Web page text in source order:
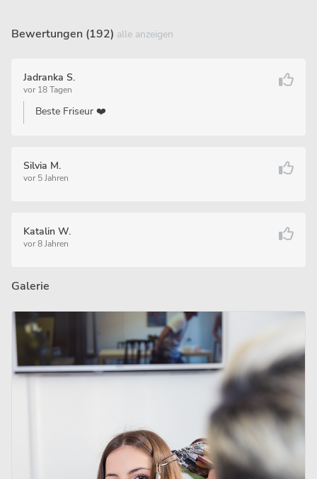
Bewertungen (192) alle anzeigen
Jadranka S.
vor 18 Tagen
Beste Friseur ❤️
Silvia M.
vor 5 Jahren
Katalin W.
vor 8 Jahren
Galerie